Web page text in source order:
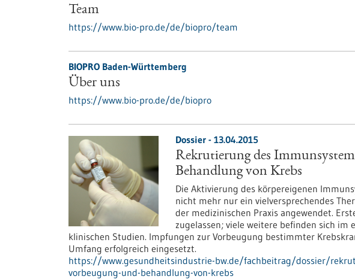
Team
https://www.bio-pro.de/de/biopro/team
BIOPRO Baden-Württemberg
Über uns
https://www.bio-pro.de/de/biopro
Dossier - 13.04.2015
Rekrutierung des
Behandlung von Krebs
Die Aktivierung des körpereigenen
nicht mehr nur ein vielversprechendes
der medizinischen Praxis angewendet.
zugelassen; viele weitere befinden sich
klinischen Studien. Impfungen zur Vorbeugung bestimmter
Umfang erfolgreich eingesetzt.
https://www.gesundheitsindustrie-bw.de/fachbeitrag/dossier/
vorbeugung-und-behandlung-von-krebs